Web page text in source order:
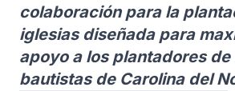
colaboración para la
iglesias diseñada para
apoyo a los plantadores de
bautistas de Carolina del